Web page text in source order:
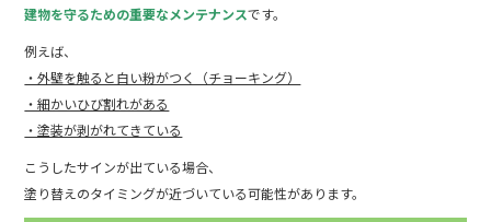
建物を守るための重要なメンテナンスです。
例えば、
・外壁を触ると白い粉がつく（チョーキング）
・細かいひび割れがある
・塗装が剥がれてきている
こうしたサインが出ている場合、
塗り替えのタイミングが近づいている可能性があります。